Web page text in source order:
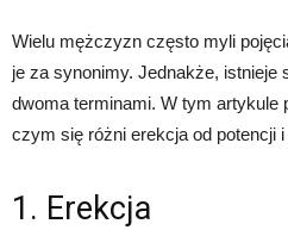
Wielu mężczyzn często myli
je za synonimy. Jednakże, istnieje
dwoma terminami. W tym artykule
czym się różni erekcja od potencji i
1. Erekcja